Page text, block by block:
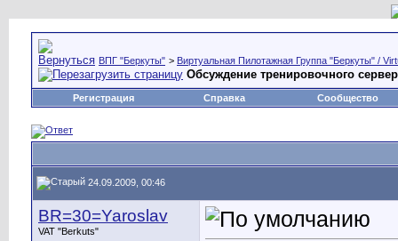
ВПГ "Беркуты" > Виртуальная Пилотажная Группа "Беркуты" /
Обсуждение тренировочного
Регистрация Справка Сообщество
24.09.2009, 00:46
BR=30=Yaroslav
VAT "Berkuts"